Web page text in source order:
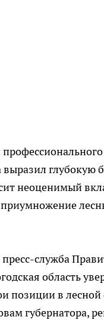
выразил глубокую
неоценимый
служба
область
позиции в лесной
губернатора,